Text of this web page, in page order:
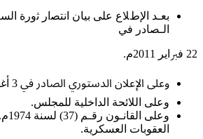
ﺑﻌـد ﺍﻹطﻼﻉ ﻋﻠﻰ ﺑﻴﺎﻥ ﺍﻧﺘﺼار ﺛوﺭﺓ
ﺍﻟـﺼﺎﺩﺭ في
22 ﻓﱪﺍﻳﺮ 2011ﻡ.
ﻭﻋﻠﻰ ﺍﻹﻋﻼﻥ ﺍﻟﺪﺳﺘﻮﺭﻱ ﺍﻟﺼﺎﺩﺭ ﰲ 3 ﺃﻏﺴﻄﺲ 2011ﻡ.
ﻭﻋﻠﻰ ﺍﻟﻼﺋﺤﺔ ﺍﻟﺪﺍﺧﻠﻴﺔ ﻟﻠﻤﺠﻠﺲ.
ﺍﻟﻌﻘﻮﺑﺎﺕ ﺍﻟﻌﺴﻜﺮﻳﺔ.